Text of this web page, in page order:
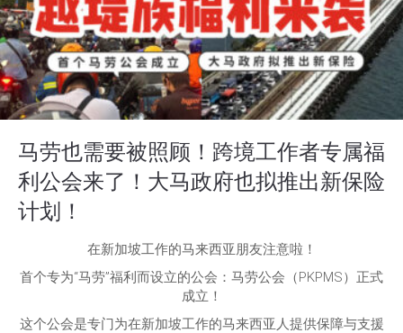
马劳也需要被照顾！跨境工作者专属福
利公会来了！大马政府也拟推出新保险
计划！
在新加坡工作的马来西亚朋友注意啦！
首个专为“马劳”福利而设立的公会：马劳公会（PKPMS）正式
成立！
这个公会是专门为在新加坡工作的马来西亚人提供保障与支援